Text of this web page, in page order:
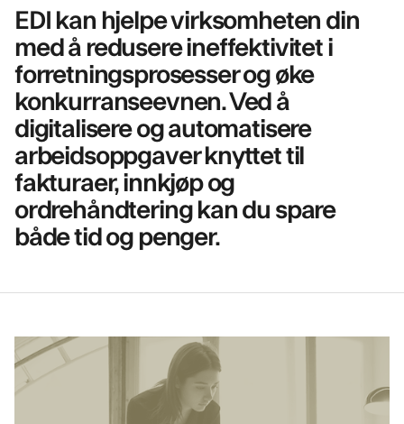
EDI kan hjelpe virksomheten din
med å redusere ineffektivitet i
forretningsprosesser og øke
konkurranseevnen. Ved å
digitalisere og automatisere
arbeidsoppgaver knyttet til
fakturaer, innkjøp og
ordrehåndtering kan du spare
både tid og penger.